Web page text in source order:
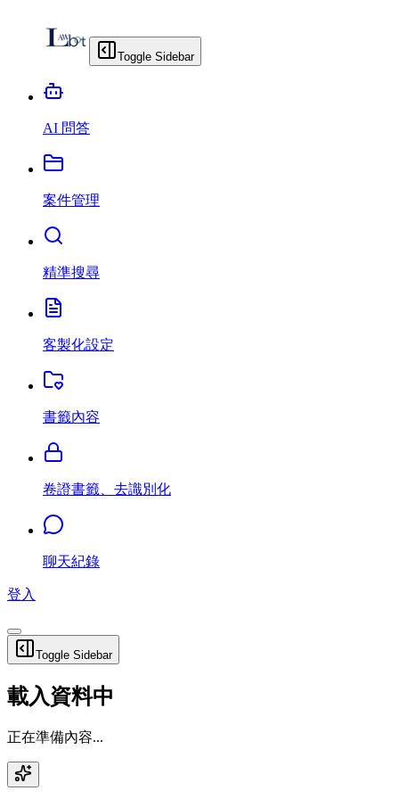
Toggle Sidebar
AI 問答
案件管理
精準搜尋
客製化設定
書籤內容
卷證書籤、去識別化
聊天紀錄
登入
Toggle Sidebar
載入資料中
正在準備內容...